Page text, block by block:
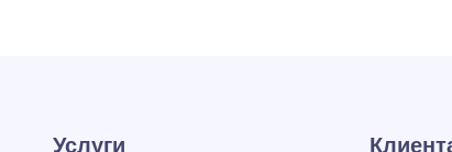
Услуги